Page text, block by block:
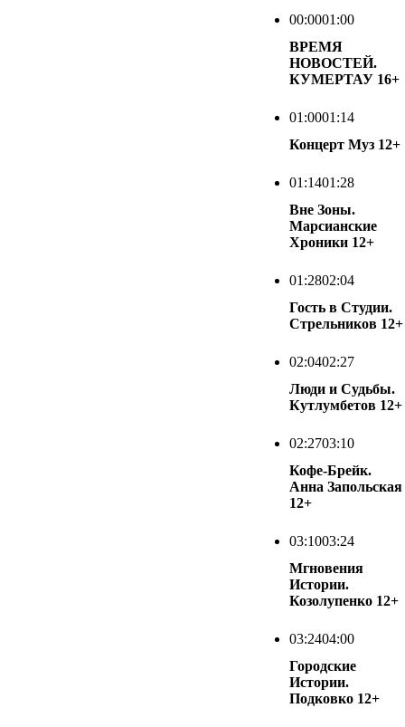
00:0001:00
ВРЕМЯ
НОВОСТЕЙ.
КУМЕРТАУ 16+
01:0001:14
Концерт Муз 12+
01:1401:28
Вне Зоны.
Марсианские
Хроники 12+
01:2802:04
Гость в Студии.
Стрельников 12+
02:0402:27
Люди и Судьбы.
Кутлумбетов 12+
02:2703:10
Кофе-Брейк.
Анна Запольская
12+
03:1003:24
Мгновения
Истории.
Козолупенко 12+
03:2404:00
Городские
Истории.
Подковко 12+